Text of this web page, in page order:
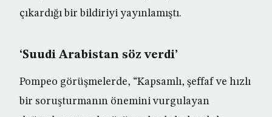
çıkardığı bir bildiriyi yayınlamıştı.
‘Suudi Arabistan söz verdi’
Pompeo görüşmelerde, “Kapsamlı, şeffaf ve hızlı
bir soruşturmanın önemini vurgulayan